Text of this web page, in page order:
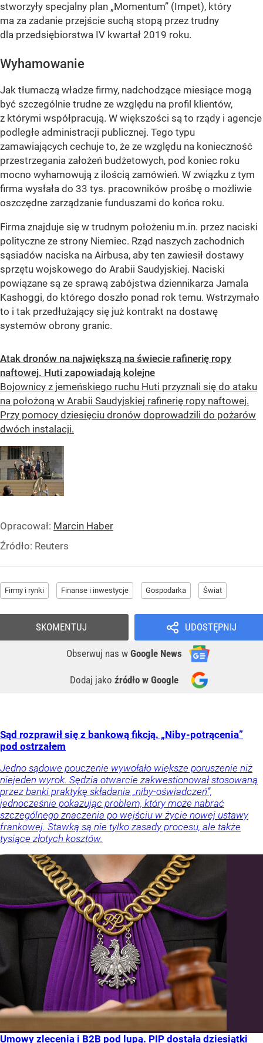
stworzyły specjalny plan „Momentum” (Impet), który
ma za zadanie przejście suchą stopą przez trudny
dla przedsiębiorstwa IV kwartał 2019 roku.
Wyhamowanie
Jak tłumaczą władze firmy, nadchodzące miesiące mogą
być szczególnie trudne ze względu na profil klientów,
z którymi współpracują. W większości są to rządy i agencje
podległe administracji publicznej. Tego typu
zamawiających cechuje to, że ze względu na konieczność
przestrzegania założeń budżetowych, pod koniec roku
mocno wyhamowują z ilością zamówień. W związku z tym
firma wysłała do 33 tys. pracowników prośbę o możliwie
oszczędne zarządzanie funduszami do końca roku.
Firma znajduje się w trudnym położeniu m.in. przez naciski
polityczne ze strony Niemiec. Rząd naszych zachodnich
sąsiadów naciska na Airbusa, aby ten zawiesił dostawy
sprzętu wojskowego do Arabii Saudyjskiej. Naciski
powiązane są ze sprawą zabójstwa dziennikarza Jamala
Kashoggi, do którego doszło ponad rok temu. Wstrzymało
to i tak przedłużający się już kontrakt na dostawę
systemów obrony granic.
Atak dronów na największą na świecie rafinerię ropy
naftowej. Huti zapowiadają kolejne
Bojownicy z jemeńskiego ruchu Huti przyznali się do ataku
na położoną w Arabii Saudyjskiej rafinerię ropy naftowej.
Przy pomocy dziesięciu dronów doprowadzili do pożarów
dwóch instalacji.
Opracował: Marcin Haber
Źródło: Reuters
Firmy i rynki Finanse i inwestycje Gospodarka Świat
UDOSTĘPNIJ
Obserwuj nas w Google News
Dodaj jako źródło w Google
SKOMENTUJ
Sąd rozprawił się z bankową fikcją. „Niby-potrącenia”
pod ostrzałem
Jedno sądowe pouczenie wywołało większe poruszenie niż
niejeden wyrok. Sędzia otwarcie zakwestionował stosowaną
przez banki praktykę składania „niby-oświadczeń”,
jednocześnie pokazując problem, który może nabrać
szczególnego znaczenia po wejściu w życie nowej ustawy
frankowej. Stawką są nie tylko zasady procesu, ale także
tysiące złotych kosztów.
Umowy zlecenia i B2B pod lupą. PIP dostała dziesiątki